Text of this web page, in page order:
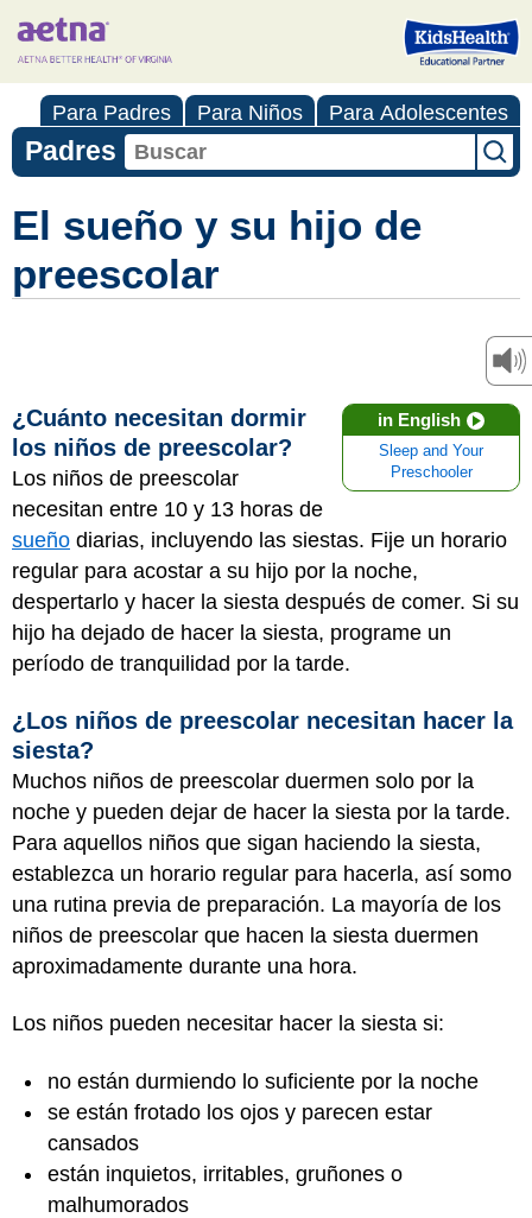
Para Padres Para Niños Para Adolescentes
Padres
El sueño y su hijo de
preescolar
in English
Sleep and Your
Preschooler
¿Cuánto necesitan dormir
los niños de preescolar?
Los niños de preescolar
necesitan entre 10 y 13 horas de
sueño diarias, incluyendo las siestas. Fije un horario
regular para acostar a su hijo por la noche,
despertarlo y hacer la siesta después de comer. Si su
hijo ha dejado de hacer la siesta, programe un
período de tranquilidad por la tarde.
¿Los niños de preescolar necesitan hacer la
siesta?
Muchos niños de preescolar duermen solo por la
noche y pueden dejar de hacer la siesta por la tarde.
Para aquellos niños que sigan haciendo la siesta,
establezca un horario regular para hacerla, así somo
una rutina previa de preparación. La mayoría de los
niños de preescolar que hacen la siesta duermen
aproximadamente durante una hora.
Los niños pueden necesitar hacer la siesta si:
no están durmiendo lo suficiente por la noche
se están frotado los ojos y parecen estar
cansados
están inquietos, irritables, gruñones o
malhumorados